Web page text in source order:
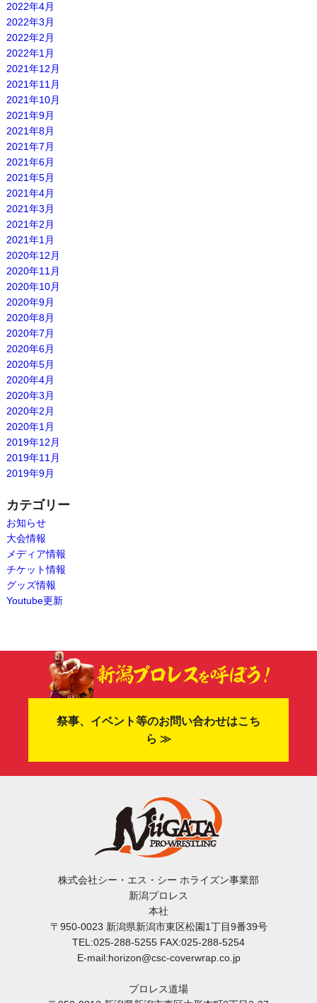
2022年4月
2022年3月
2022年2月
2022年1月
2021年12月
2021年11月
2021年10月
2021年9月
2021年8月
2021年7月
2021年6月
2021年5月
2021年4月
2021年3月
2021年2月
2021年1月
2020年12月
2020年11月
2020年10月
2020年9月
2020年8月
2020年7月
2020年6月
2020年5月
2020年4月
2020年3月
2020年2月
2020年1月
2019年12月
2019年11月
2019年9月
カテゴリー
お知らせ
大会情報
メディア情報
チケット情報
グッズ情報
Youtube更新
祭事、イベント等のお問い合わせはこち
ら ≫
株式会社シー・エス・シー ホライズン事業部
新潟プロレス
本社
〒950-0023 新潟県新潟市東区松園1丁目9番39号
TEL:025-288-5255 FAX:025-288-5254
E-mail:horizon@csc-coverwrap.co.jp
プロレス道場